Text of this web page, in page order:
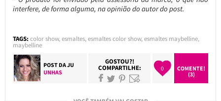
interfere, de forma alguma, na opinião do autor do post.
TAGS: color show,esmaltes,esmaltes color show,esmaltes maybelline,
maybelline
POST DAJU
UNHAS
GOSTOU?!
COMPARTILHE: 0
COMENTE!
(3)